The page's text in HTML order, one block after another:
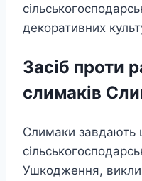
декоративних
Засіб проти
слимаків
Слимаки завдають
Ушкодження,